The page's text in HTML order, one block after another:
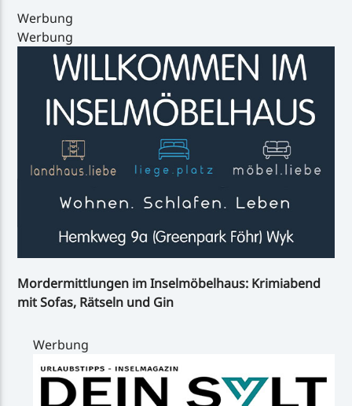
Handystream
Werbung
Werbung
Mordermittlungen im Inselmöbelhaus: Krimiabend
mit Sofas, Rätseln und Gin
Werbung